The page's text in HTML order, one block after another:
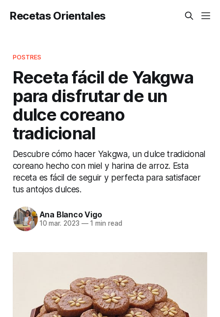
Recetas Orientales
POSTRES
Receta fácil de Yakgwa
para disfrutar de un
dulce coreano
tradicional
Descubre cómo hacer Yakgwa, un dulce tradicional
coreano hecho con miel y harina de arroz. Esta
receta es fácil de seguir y perfecta para satisfacer
tus antojos dulces.
Ana Blanco Vigo
10 mar. 2023 —1 min read